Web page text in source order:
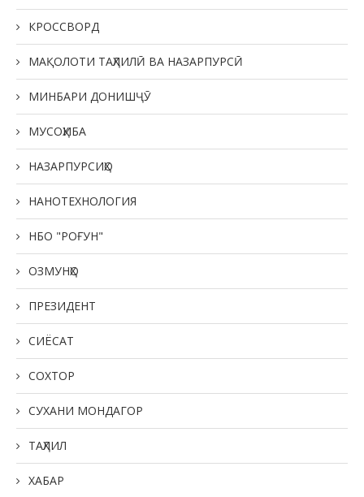
КРОССВОРД
МАҚОЛОТИ ТАҲЛИЛӢ ВА НАЗАРПУРСӢ
МИНБАРИ ДОНИШҶӮ
МУСОҲИБА
НАЗАРПУРСИҲО
НАНОТЕХНОЛОГИЯ
НБО "РОҒУН"
ОЗМУНҲО
ПРЕЗИДЕНТ
СИЁСАТ
СОХТОР
СУХАНИ МОНДАГОР
ТАҲЛИЛ
ХАБАР